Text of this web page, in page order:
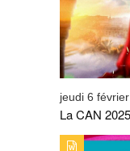
jeudi 6
La CAN
TYPE